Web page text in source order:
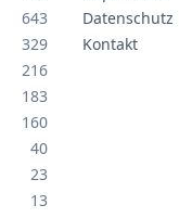
643
329
216
183
160
40
23
13
Datenschutz
Kontakt